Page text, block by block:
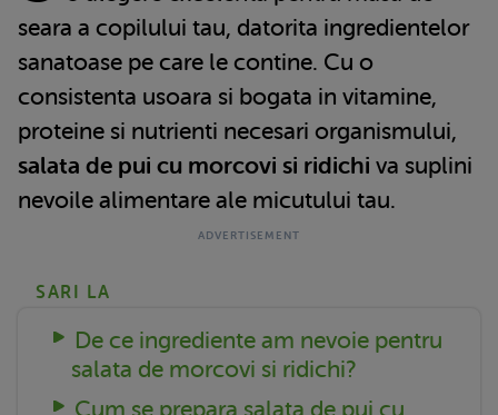
seara a copilului tau, datorita ingredientelor
sanatoase pe care le contine. Cu o
consistenta usoara si bogata in vitamine,
proteine si nutrienti necesari organismului,
salata de pui cu morcovi si ridichi va suplini
nevoile alimentare ale micutului tau.
SARI LA
De ce ingrediente am nevoie pentru
salata de morcovi si ridichi?
Cum se prepara salata de pui cu